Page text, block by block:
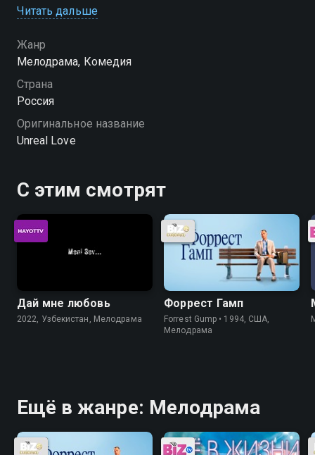
можно встретить достойных и обеспеченных
постигнет разочарование?
Читать дальше
Жанр
Мелодрама, Комедия
Страна
Россия
Оригинальное название
Unreal Love
С этим смотрят
Дай мне любовь
2022, Узбекистан, Мелодрама
Форрест Гамп
Forrest Gump • 1994, США,
Мелодрама
Ещё в жанре: Мелодрама